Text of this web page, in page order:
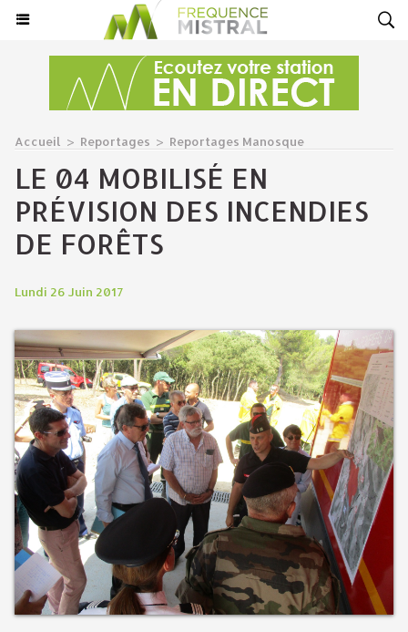
Accueil > Reportages > Reportages Manosque
LE 04 MOBILISÉ EN
PRÉVISION DES INCENDIES
DE FORÊTS
Lundi 26 Juin 2017